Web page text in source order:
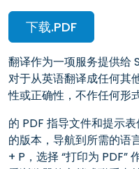
下载.PDF
翻译作为一项服务提供给
对于从英语翻译成任何其
性或正确性，不作任何形
的 PDF 指导文件和提示
的版本，导航到所需的语
+ P，选择 “打印为 PDF”